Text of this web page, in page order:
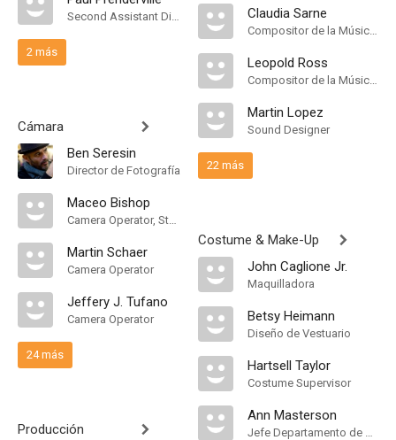
Second Assistant Director
2 más
Cámara
Ben Seresin
Director de Fotografía
Maceo Bishop
Camera Operator, Steadicam Operator
Martin Schaer
Camera Operator
Jeffery J. Tufano
Camera Operator
24 más
Producción
Claudia Sarne
Compositor de la Música Original
Leopold Ross
Compositor de la Música Original
Martin Lopez
Sound Designer
22 más
Costume & Make-Up
John Caglione Jr.
Maquilladora
Betsy Heimann
Diseño de Vestuario
Hartsell Taylor
Costume Supervisor
Ann Masterson
Jefe Departamento de Maquillaje